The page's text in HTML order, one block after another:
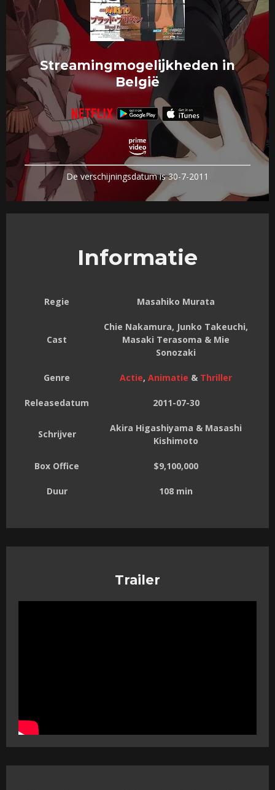
Streamingmogelijkheden in
België
De verschijningsdatum is 30-7-2011
Informatie
Regie Masahiko Murata
Cast
Chie Nakamura, Junko Takeuchi,
Masaki Terasoma & Mie
Sonozaki
Genre Actie, Animatie & Thriller
Releasedatum 2011-07-30
Schrijver
Akira Higashiyama & Masashi
Kishimoto
Box Office $9,100,000
Duur 108 min
Trailer